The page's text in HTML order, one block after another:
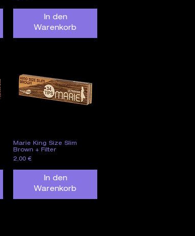
In den
Warenkorb
Schnellansicht
Marie King Size Slim
Brown + Filter
Preis
2,00 €
In den
Warenkorb